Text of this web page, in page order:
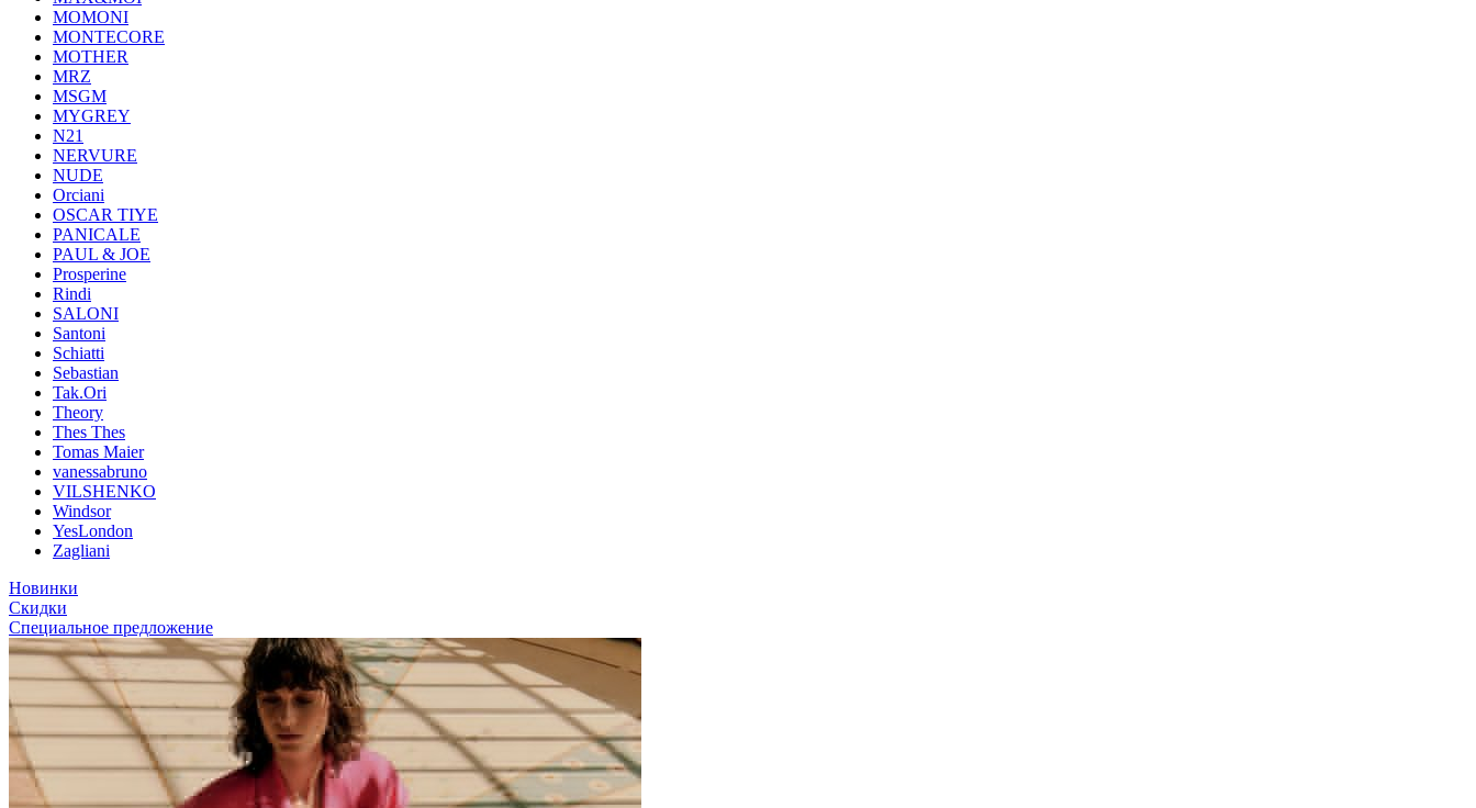
MOMONI
MONTECORE
MOTHER
MRZ
MSGM
MYGREY
N21
NERVURE
NUDE
Orciani
OSCAR TIYE
PANICALE
PAUL & JOE
Prosperine
Rindi
SALONI
Santoni
Schiatti
Sebastian
Tak.Ori
Theory
Thes Thes
Tomas Maier
vanessabruno
VILSHENKO
Windsor
YesLondon
Zagliani
Новинки
Скидки
Специальное предложение